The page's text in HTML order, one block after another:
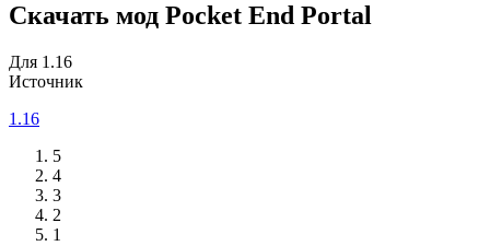
Скачать мод Pocket End Portal
Для 1.16
Источник
1.16
5
4
3
2
1